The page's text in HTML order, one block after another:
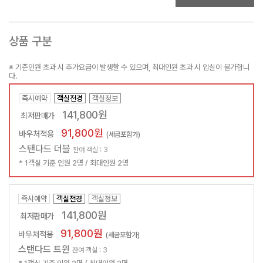
상품 구분
※ 기준인원 초과 시 추가요금이 발생할 수 있으며, 최대인원 초과 시 입실이 불가합니
다.
즉시예약 객실전경 객실정보
최저판매가 141,800원
바우처적용 91,800원 (세금포함가)
스탠다드 더블 잔여 객실 : 3
* 1객실 기준 인원 2명 / 최대인원 2명
즉시예약 객실전경 객실정보
최저판매가 141,800원
바우처적용 91,800원 (세금포함가)
스탠다드 트윈 잔여 객실 : 3